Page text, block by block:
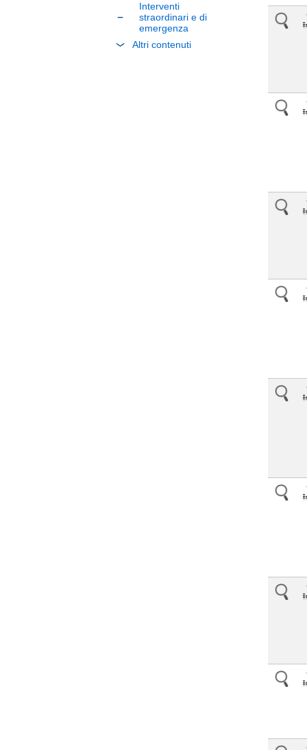
Interventi
straordinari e di
emergenza
Altri contenuti